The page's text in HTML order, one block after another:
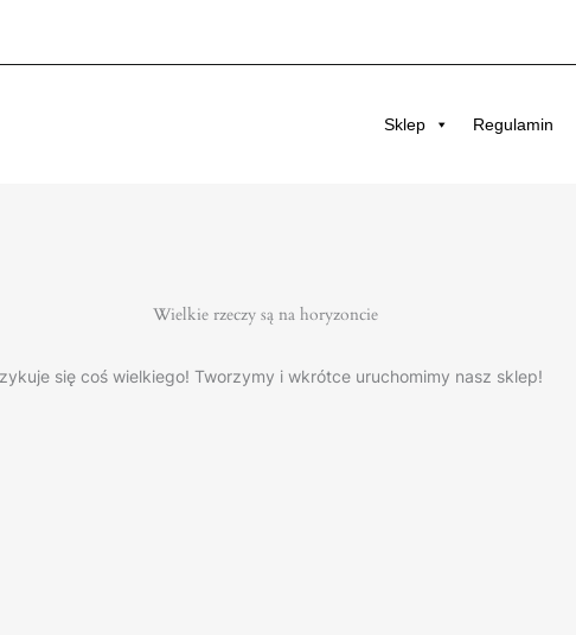
Sklep Regulamin
Wielkie rzeczy są na horyzoncie
się coś wielkiego! Tworzymy i wkrótce uruchomimy nasz sklep!